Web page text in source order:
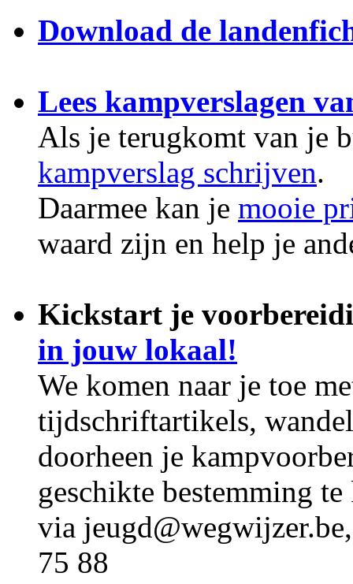
Download de
Lees kampverslagen
Als je terugkomt van je
kampverslag schrijven.
Daarmee kan je mooie
waard zijn en help je
Kickstart je
in jouw lokaal!
We komen naar je toe
tijdschriftartikels,
doorheen je
geschikte bestemming
via
75 88